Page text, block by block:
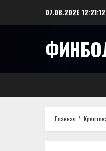
07.08.2026
Главная